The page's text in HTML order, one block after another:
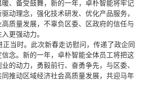
、备受鼓舞，新的一年，卓朴智能将牢记
动理念，强化技术研发、优化产品服务，
质量发展，不辜负区委、区政府的信任与
更强动力。
当时。此次新春走访慰问，传递了政企同
念。新的一年，卓朴智能全体员工将把这
的动力，勇毅前行、奋勇争先，与区委、
推动区域经济社会高质量发展，共迎马年